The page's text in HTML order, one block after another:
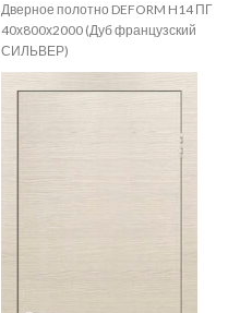
Дверное полотно DEFORM H14 ПГ
40х800х2000 (Дуб французский
СИЛЬВЕР)